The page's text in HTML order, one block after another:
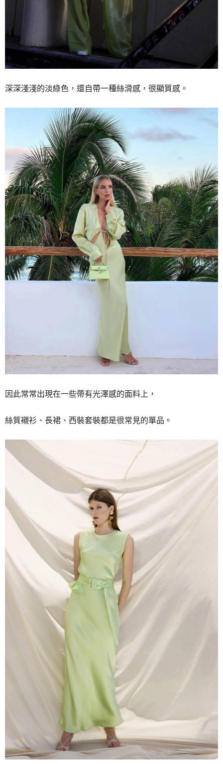
深深淺淺的淡綠色， 還自帶一種絲滑感， 很顯質感。
因此常常出現在一些帶有光澤感的面料上，
絲質襯衫、長裙、西裝套裝都是很常見的單品。